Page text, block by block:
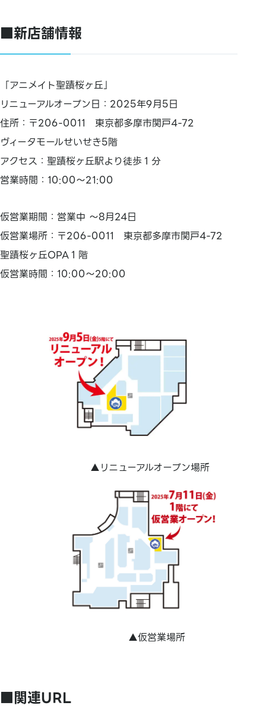
■新店舗情報
「アニメイト聖蹟桜ヶ丘」
リニューアルオープン日：2025年9月5日
住所：〒206-0011 東京都多摩市関戸4-72
ヴィータモールせいせき5階
アクセス：聖蹟桜ヶ丘駅より徒歩１分
営業時間：10:00～21:00
仮営業期間：営業中 ～8月24日
仮営業場所：〒206-0011 東京都多摩市関戸4-72
聖蹟桜ヶ丘OPA１階
仮営業時間：10:00～20:00
▲リニューアルオープン場所
▲仮営業場所
■関連URL